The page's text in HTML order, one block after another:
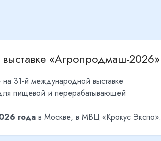
«Агропродмаш-2026»
31-й международной выставке
пищевой и перерабатывающей
года в Москве, в МВЦ «Крокус Экспо».